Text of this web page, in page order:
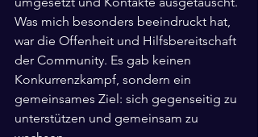
Was mich besonders beeindruckt hat,
war die Offenheit und Hilfsbereitschaft
der Community. Es gab keinen
Konkurrenzkampf, sondern ein
gemeinsames Ziel: sich gegenseitig zu
unterstützen und gemeinsam zu